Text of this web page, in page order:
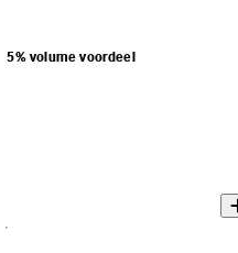
5% volume voordeel